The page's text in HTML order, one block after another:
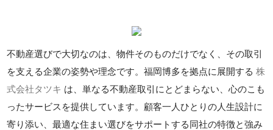
不動産選びで大切なのは、物件そのものだけでなく、その取引
を支える企業の姿勢や理念です。福岡博多を拠点に展開する株
式会社タツキ は、単なる不動産取引にとどまらない、心のこも
ったサービスを提供しています。顧客一人ひとりの人生設計に
寄り添い、最適な住まい選びをサポートする同社の特徴と強み